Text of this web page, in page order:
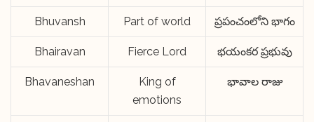
Bhuvansh Part of world ప్రపంచంలోని భాగం
Bhairavan Fierce Lord భయంకర ప్రభువు
Bhavaneshan
King of
emotions
భావాల రాజు